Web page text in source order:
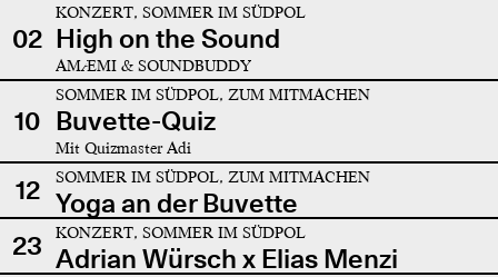
02
KONZERT, SOMMER IM SÜDPOL
High on the Sound
AMÆMI & SOUNDBUDDY
10
SOMMER IM SÜDPOL, ZUM MITMACHEN
Buvette-Quiz
Mit Quizmaster Adi
12 SOMMER IM SÜDPOL, ZUM MITMACHEN
Yoga an der Buvette
23
KONZERT, SOMMER IM SÜDPOL
Adrian Würsch x Elias Menzi